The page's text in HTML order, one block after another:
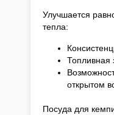
Улучшается
тепла:
Топливная
открытом
Посуда для